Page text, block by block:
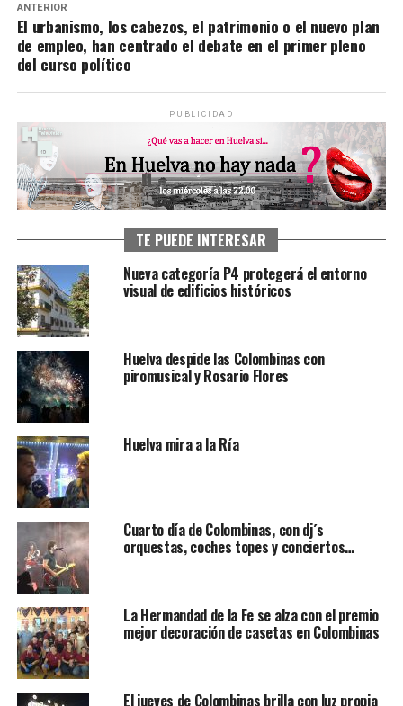
ANTERIOR
El urbanismo, los cabezos, el patrimonio o el nuevo plan
de empleo, han centrado el debate en el primer pleno
del curso político
PUBLICIDAD
TE PUEDE INTERESAR
Nueva categoría P4 protegerá el entorno
visual de edificios históricos
Huelva despide las Colombinas con
piromusical y Rosario Flores
Huelva mira a la Ría
Cuarto día de Colombinas, con dj´s
orquestas, coches topes y conciertos…
La Hermandad de la Fe se alza con el premio
mejor decoración de casetas en Colombinas
El jueves de Colombinas brilla con luz propia